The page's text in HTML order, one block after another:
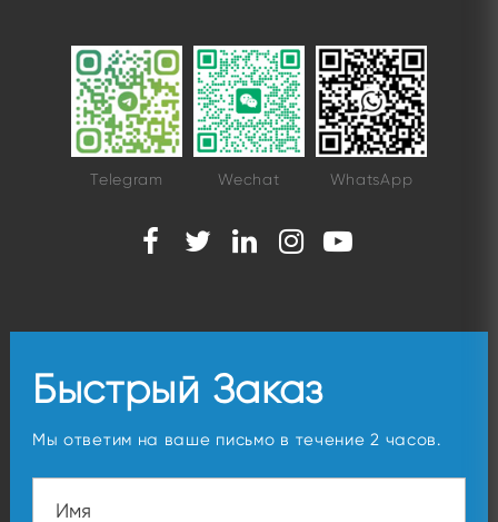
Telegram Wechat WhatsApp
Быстрый Заказ
Мы ответим на ваше письмо в течение 2 часов.